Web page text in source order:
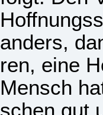
anders,
ren, eine
Mensch
schen gut